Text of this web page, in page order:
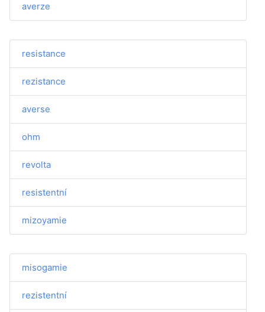
averze
resistance
rezistance
averse
ohm
revolta
resistentní
mizoyamie
misogamie
rezistentní